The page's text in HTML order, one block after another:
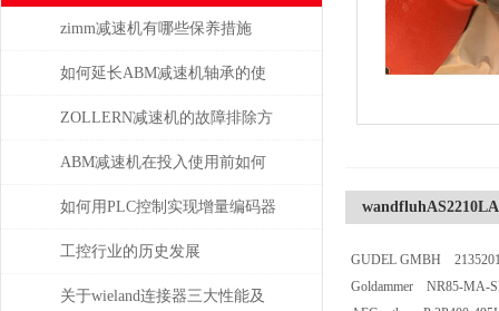
zimm减速机有哪些保养措施
如何延长ABM减速机轴承的使
用寿命
ZOLLERN减速机的故障排除方
法有哪些
ABM减速机在投入使用前如何
安装
如何用PLC控制实现增量编码器
的定位功能？
工控行业的历史发展
关于wieland连接器三大性能及
wandfluhAS2210LA
GUDEL GMBH
Goldammer NR85-MA-